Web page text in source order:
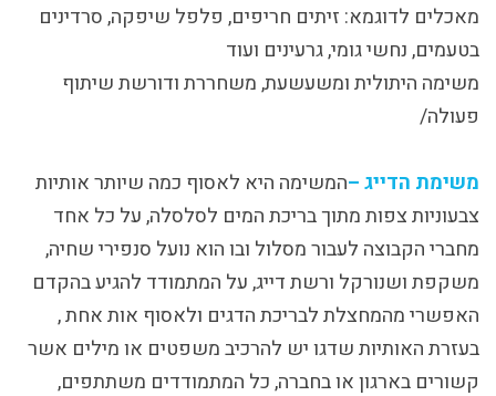
מאכלים לדוגמא: זיתים חריפים, פלפל שיפקה, סרדינים
בטעמים, נחשי גומי, גרעינים ועוד
משימה היתולית ומשעשעת, משחררת ודורשת שיתוף
פעולה/
משימת הדייג –המשימה היא לאסוף כמה שיותר אותיות
צבעוניות צפות מתוך בריכת המים לסלסלה, על כל אחד
מחברי הקבוצה לעבור מסלול ובו הוא נועל סנפירי שחיה,
משקפת ושנורקל ורשת דייג, על המתמודד להגיע בהקדם
האפשרי מהמחצלת לבריכת הדגים ולאסוף אות אחת ,
בעזרת האותיות שדגו יש להרכיב משפטים או מילים אשר
קשורים בארגון או בחברה, כל המתמודדים משתתפים,